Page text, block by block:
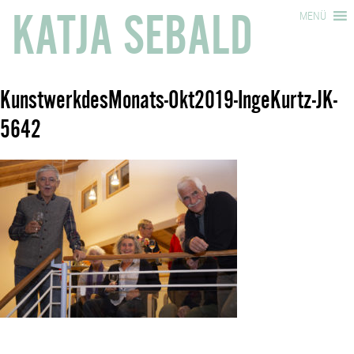
KATJA SEBALD MENÜ
KunstwerkdesMonats-Okt2019-IngeKurtz-JK-
5642